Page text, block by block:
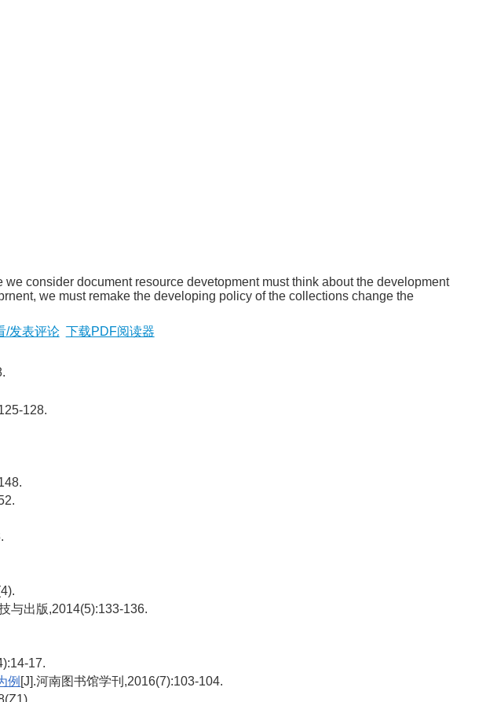
consider document resource devetopment must think about the development
we must remake the developing policy of the collections change the
/发表评论 下载PDF阅读器
128.
与出版,2014(5):133-136.
17.
例 [J].河南图书馆学刊,2016(7):103-104.